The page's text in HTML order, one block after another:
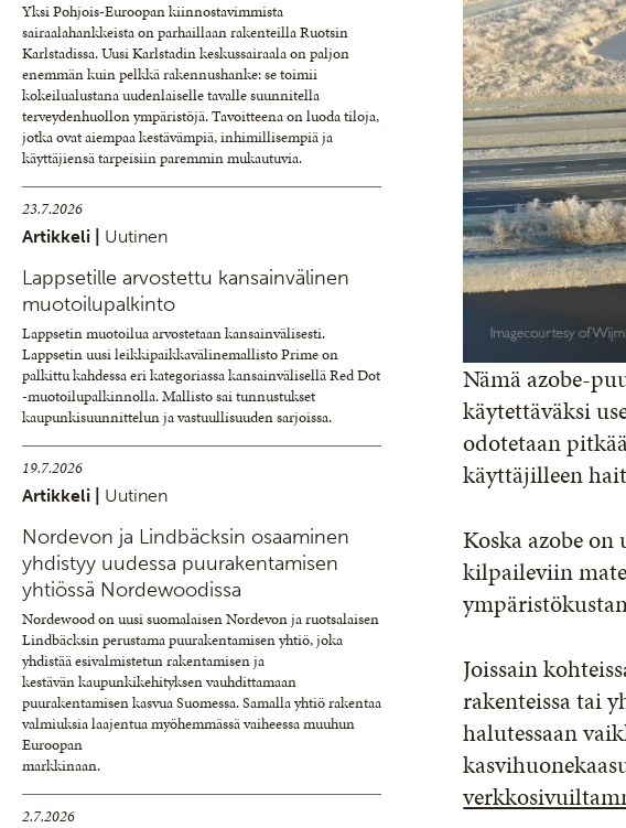
Yksi Pohjois-Euroopan kiinnostavimmista
sairaalahankkeista on parhaillaan rakenteilla Ruotsin
Karlstadissa. Uusi Karlstadin keskussairaala on paljon
enemmän kuin pelkkä rakennushanke: se toimii
kokeilualustana uudenlaiselle tavalle suunnitella
terveydenhuollon ympäristöjä. Tavoitteena on luoda tiloja,
jotka ovat aiempaa kestävämpiä, inhimillisempiä ja
käyttäjiensä tarpeisiin paremmin mukautuvia.
23.7.2026
Artikkeli | Uutinen
Lappsetille arvostettu kansainvälinen
muotoilupalkinto
Lappsetin muotoilua arvostetaan kansainvälisesti.
Lappsetin uusi leikkipaikkavälinemallisto Prime on
palkittu kahdessa eri kategoriassa kansainvälisellä Red Dot
-muotoilupalkinnolla. Mallisto sai tunnustukset
kaupunkisuunnittelun ja vastuullisuuden sarjoissa.
19.7.2026
Artikkeli | Uutinen
Nordevon ja Lindbäcksin osaaminen
yhdistyy uudessa puurakentamisen
yhtiössä Nordewoodissa
Nordewood on uusi suomalaisen Nordevon ja ruotsalaisen
Lindbäcksin perustama puurakentamisen yhtiö, joka
yhdistää esivalmistetun rakentamisen ja
kestävän kaupunkikehityksen vauhdittamaan
puurakentamisen kasvua Suomessa. Samalla yhtiö rakentaa
valmiuksia laajentua myöhemmässä vaiheessa muuhun
Euroopan
markkinaan.
2.7.2026
Nämä azobe-
käytettäväksi
odotetaan
käyttäjilleen
Koska azobe
kilpaileviin
Joissain
rakenteissa tai
halutessaan